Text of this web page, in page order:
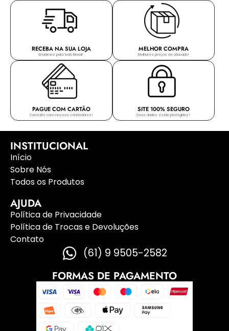
RECEBA NA SUA LOJA
Enviamos para todo Brasil!
MELHOR COMPRA
Melhores preços de atacado!
PAGUE COM CARTÃO
Consulte com nossos vendedores!
SITE 100% SEGURO
Seus dados estão protegidos!
INSTITUCIONAL
Início
Sobre Nós
Todos os Produtos
AJUDA
Política de Privacidade
Política de Trocas e Devoluções
Contato
(61) 9 9505-2582
FORMAS DE PAGAMENTO